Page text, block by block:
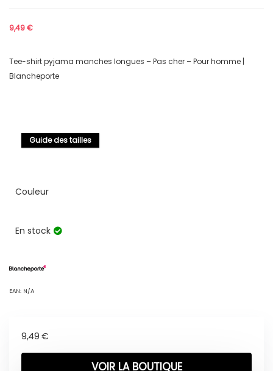
9,49€
Tee-shirt pyjama manches longues – Pas cher – Pour homme |
Blancheporte
Guide des tailles
Couleur
En stock
EAN: N/A
9,49 €
VOIR LA BOUTIQUE